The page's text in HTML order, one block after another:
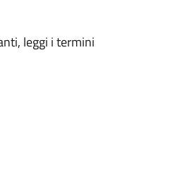
leggi i termini